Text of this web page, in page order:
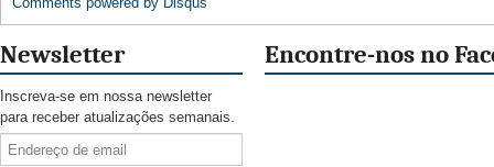
Newsletter
Inscreva-se em nossa newsletter
para receber atualizações semanais.
Encontre-nos no